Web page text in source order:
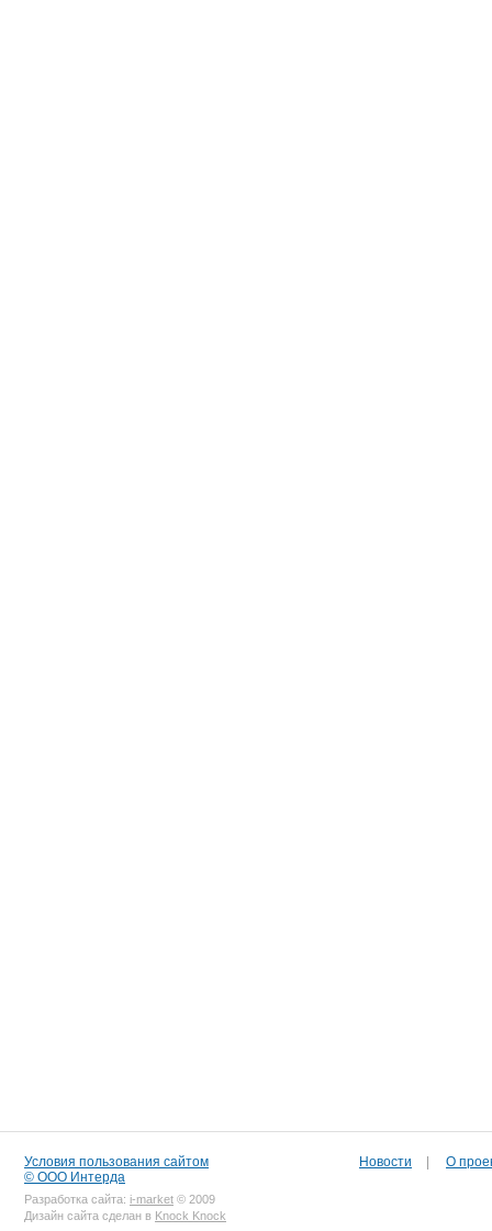
Условия пользования сайтом
© ООО Интерда
Разработка сайта: i-market © 2009
Дизайн сайта сделан в Knock Knock
Новости О